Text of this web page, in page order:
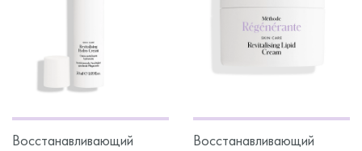
Восстанавливающий
Восстанавливающий